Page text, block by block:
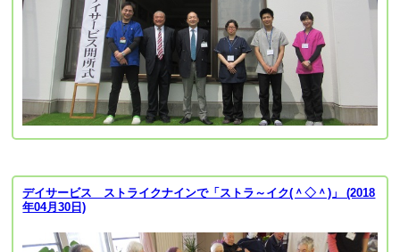
デイサービス ストライクナインで「ストラ～イク(＾◇＾)」 (2018
年04月30日)